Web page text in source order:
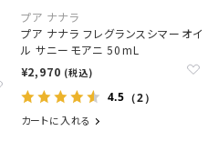
プア ナナラ
プア ナナラ フレグランスシマーオイ
ル サニーモアニ 50mL
¥2,970 (税込)
4.5 （2）
カートに入れる